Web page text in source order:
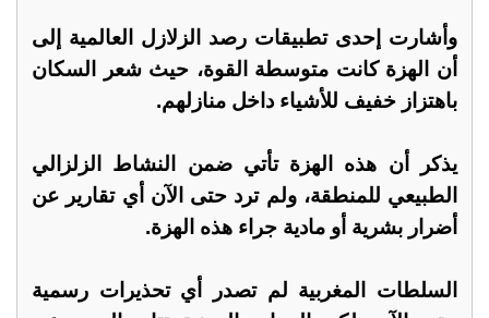
وأشارت إحدى تطبيقات رصد الزلازل العالمية إلى
أن الهزة كانت متوسطة القوة، حيث شعر السكان
باهتزاز خفيف للأشياء داخل منازلهم.
يذكر أن هذه الهزة تأتي ضمن النشاط الزلزالي
الطبيعي للمنطقة، ولم ترد حتى الآن أي تقارير عن
أضرار بشرية أو مادية جراء هذه الهزة.
السلطات المغربية لم تصدر أي تحذيرات رسمية